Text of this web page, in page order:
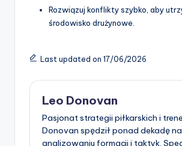
Rozwiązuj konflikty szybko, aby
środowisko drużynowe.
Last updated on 17/06/2026
Leo Donovan
Pasjonat strategii piłkarskich i
Donovan spędził ponad dekadę na
analizowaniu formacji i taktyk.